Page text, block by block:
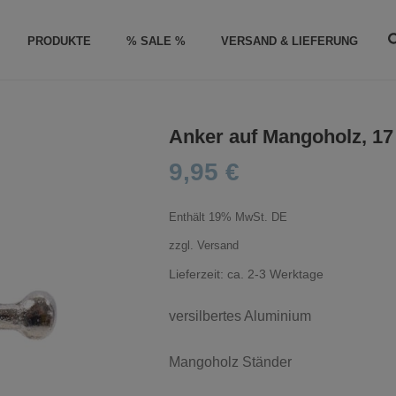
PRODUKTE % SALE % VERSAND & LIEFERUNG
Anker auf Mangoholz,
9,95 €
Enthält 19% MwSt. DE
zzgl. Versand
Lieferzeit: ca. 2-3 Werktage
versilbertes Aluminium
Mangoholz Ständer